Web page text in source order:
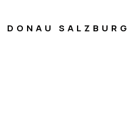
DONAU SALZBURG